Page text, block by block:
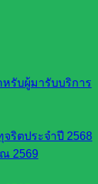
รับผู้มารับบริการ
จริตประจำปี 2568
2569